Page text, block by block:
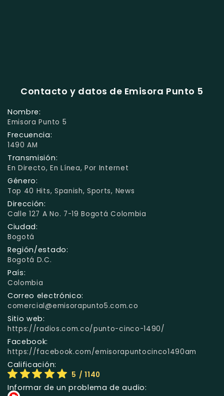
Contacto y datos de Emisora Punto 5
Nombre:
Emisora Punto 5
Frecuencia:
1490 AM
Transmisión:
En Directo, En Línea, Por Internet
Género:
Top 40 Hits, Spanish, Sports, News
Dirección:
Calle 127 A No. 7-19 Bogotá Colombia
Ciudad:
Bogotá
Región/estado:
Bogotá D.C.
País:
Colombia
Correo electrónico:
comercial@emisorapunto5.com.co
Sitio web:
https://radios.com.co/punto-cinco-1490/
Facebook:
https://facebook.com/emisorapuntocinco1490am
Calificación:
5 / 1140
Informar de un problema de audio: